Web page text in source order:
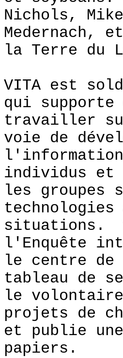
Nichols,
Medernach,
la Terre du
VITA est
qui supporte
travailler
voie de
individus et
les groupes
situations.
l'Enquête
le centre de
tableau de
le
projets de
et publie
papiers.